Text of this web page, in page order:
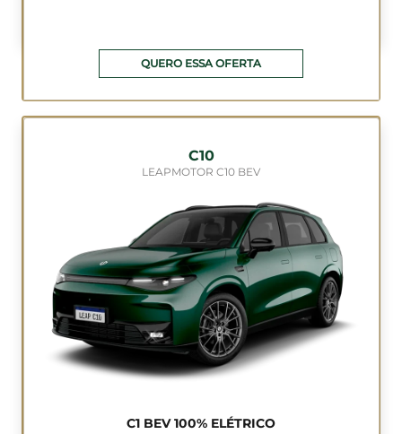
QUERO ESSA OFERTA
C10
LEAPMOTOR C10 BEV
C1 BEV 100% ELÉTRICO